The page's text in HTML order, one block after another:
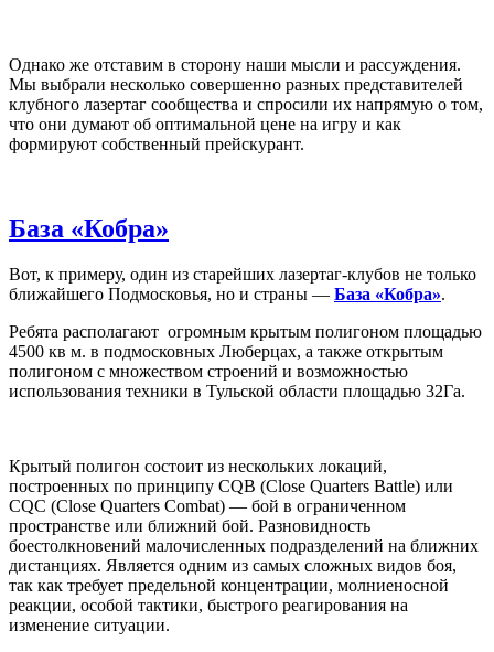
Однако же отставим в сторону наши мысли и рассуждения.
Мы выбрали несколько совершенно разных представителей
клубного лазертаг сообщества и спросили их напрямую о том,
что они думают об оптимальной цене на игру и как
формируют собственный прейскурант.
База «Кобра»
Вот, к примеру, один из старейших лазертаг-клубов не только
ближайшего Подмосковья, но и страны — База «Кобра».
Ребята располагают огромным крытым полигоном площадью
4500 кв м. в подмосковных Люберцах, а также открытым
полигоном с множеством строений и возможностью
использования техники в Тульской области площадью 32Га.
Крытый полигон состоит из нескольких локаций,
построенных по принципу CQB (Close Quarters Battle) или
CQC (Close Quarters Combat) — бой в ограниченном
пространстве или ближний бой. Разновидность
боестолкновений малочисленных подразделений на ближних
дистанциях. Является одним из самых сложных видов боя,
так как требует предельной концентрации, молниеносной
реакции, особой тактики, быстрого реагирования на
изменение ситуации.